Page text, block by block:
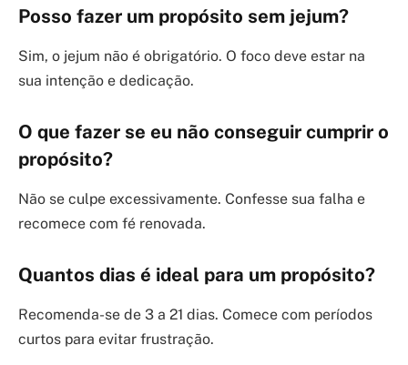
Posso fazer um propósito sem jejum?
Sim, o jejum não é obrigatório. O foco deve estar na
sua intenção e dedicação.
O que fazer se eu não conseguir cumprir o
propósito?
Não se culpe excessivamente. Confesse sua falha e
recomece com fé renovada.
Quantos dias é ideal para um propósito?
Recomenda-se de 3 a 21 dias. Comece com períodos
curtos para evitar frustração.